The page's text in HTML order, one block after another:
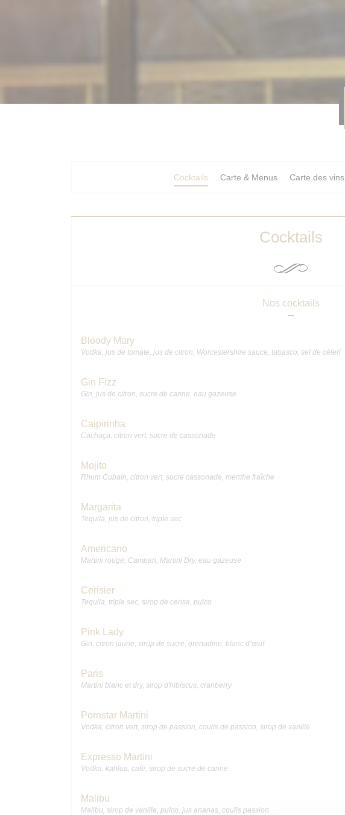
Cocktails Carte & Menus Carte des vins
Cocktails
Nos cocktails
Bloody Mary
Vodka, jus de tomate, jus de citron, Worcestershire sauce, tabasco, sel de céleri
Gin Fizz
Gin, jus de citron, sucre de canne, eau gazeuse
Caipirinha
Cachaça, citron vert, sucre de cassonade
Mojito
Rhum Cubain, citron vert, sucre cassonade, menthe fraîche
Margarita
Tequila, jus de citron, triple sec
Americano
Martini rouge, Campari, Martini Dry, eau gazeuse
Cerisier
Tequila, triple sec, sirop de cerise, pulco
Pink Lady
Gin, citron jaune, sirop de sucre, grenadine, blanc d’œuf
Paris
Martini blanc et dry, sirop d'hibiscus, cranberry
Pornstar Martini
Vodka, citron vert, sirop de passion, coulis de passion, sirop de vanille
Expresso Martini
Vodka, kahlua, café, sirop de sucre de canne
Malibu
Malibu, sirop de vanille, pulco, jus ananas, coulis passion